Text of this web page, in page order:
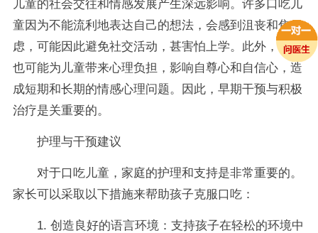
儿童的社会交往和情感发展产生深远影响。许多口吃儿
童因为不能流利地表达自己的想法，会感到沮丧和焦
虑，可能因此避免社交活动，甚害怕上学。此外，口吃
也可能为儿童带来心理负担，影响自尊心和自信心，造
成短期和长期的情感心理问题。因此，早期干预与积极
治疗是关重要的。
护理与干预建议
对于口吃儿童，家庭的护理和支持是非常重要的。
家长可以采取以下措施来帮助孩子克服口吃：
1. 创造良好的语言环境：支持孩子在轻松的环境中